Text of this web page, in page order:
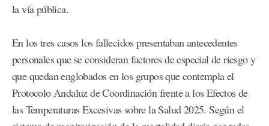
la vía pública.
En los tres casos los fallecidos presentaban antecedentes
personales que se consideran factores de especial de riesgo y
que quedan englobados en los grupos que contempla el
Protocolo Andaluz de Coordinación frente a los Efectos de
las Temperaturas Excesivas sobre la Salud 2025. Según el